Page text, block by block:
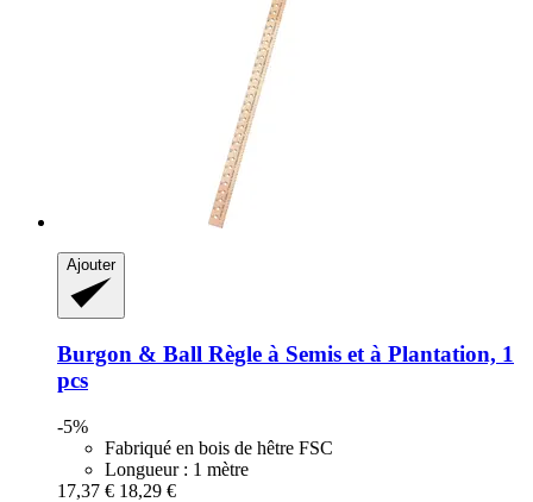
Ajouter
Burgon & Ball Règle à Semis et à Plantation, 1
pcs
-5%
Fabriqué en bois de hêtre FSC
Longueur : 1 mètre
17,37 € 18,29 €